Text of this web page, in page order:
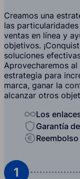
Creamos una
las
ventas en línea y
objetivos.
soluciones
Aprovecharemos
estrategia para
marca, ganar la
alcanzar otros
Los
Garantía
1